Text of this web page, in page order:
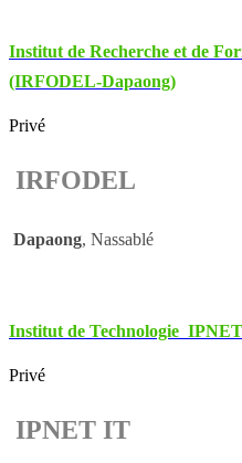
Institut de Recherche et de
(IRFODEL-Dapaong)
Privé
IRFODEL
Dapaong, Nassablé
Institut de Technologie
Privé
IPNET IT